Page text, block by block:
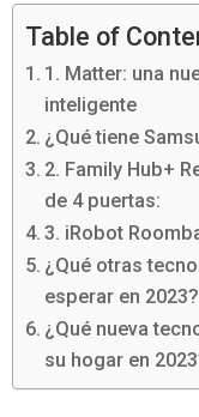
Table of
1. Matter: una
inteligente
¿Qué tiene
2. Family Hub+
de 4 puertas:
3. iRobot
¿Qué otras
esperar en 2023?
¿Qué nueva
su hogar en